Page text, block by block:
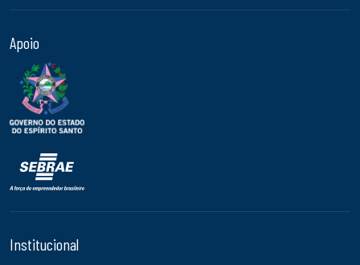
Apoio
Institucional